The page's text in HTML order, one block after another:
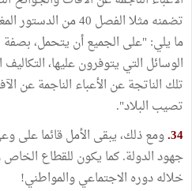
ما يلي: "على الجميع أن يتحمل،
الوسائل التي يتوفرون عليها، التكاليف
تلك الناتجة عن الأعباء الناجمة عن
تصيب البلاد".
34. ومع ذلك، يبقى الأمل قائما على
جهود الدولة. كما يكون للقطاع
خلاله دوره الاجتماعي والمواطني!